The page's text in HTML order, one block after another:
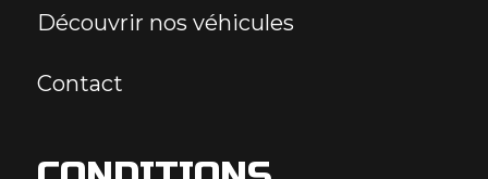
Découvrir nos véhicules
Contact